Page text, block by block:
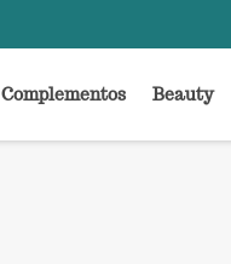
Complementos Beauty